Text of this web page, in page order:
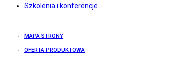
Szkolenia i konferencje
MAPA STRONY
OFERTA PRODUKTOWA